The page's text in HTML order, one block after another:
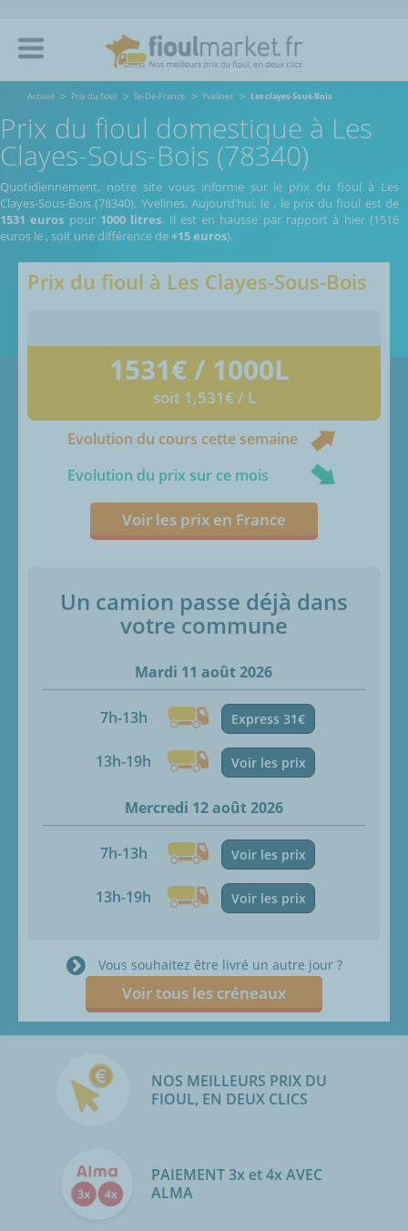
Accueil Prix du fioul île-De-France Yvelines Les clayes-Sous-Bois
Prix du fioul domestique à Les
Clayes-Sous-Bois (78340)
Quotidiennement, notre site vous informe sur le prix du fioul à Les
Clayes-Sous-Bois (78340), Yvelines. Aujourd’hui, le , le prix du fioul est de
1531 euros pour 1000 litres. Il est en hausse par rapport à hier (1516
euros le , soit une différence de+15 euros).
Prix du fioul à Les Clayes-Sous-Bois
1531€ / 1000L
soit 1,531€ / L
Evolution du cours cette semaine
Evolution du prix sur ce mois
Voir les prix en France
Un camion passe déjà dans
votre commune
Mardi 11 août 2026
7h-13h Express 31€
13h-19h Voir les prix
Mercredi 12 août 2026
7h-13h Voir les prix
13h-19h Voir les prix
Vous souhaitez être livré un autre jour ?
Voir tous les créneaux
NOS MEILLEURS PRIX DU
FIOUL, EN DEUX CLICS
PAIEMENT 3x et 4x AVEC
ALMA